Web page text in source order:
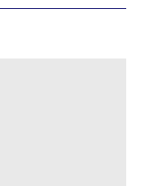
was:
is: